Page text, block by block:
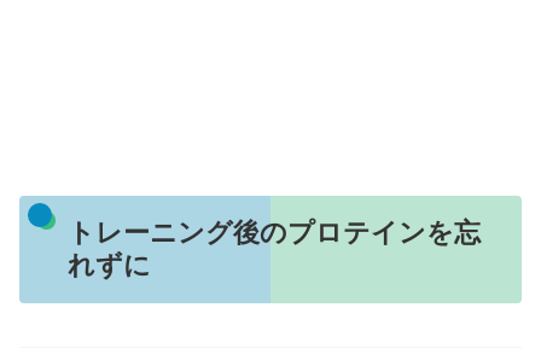
トレーニング後のプロテインを忘
れずに